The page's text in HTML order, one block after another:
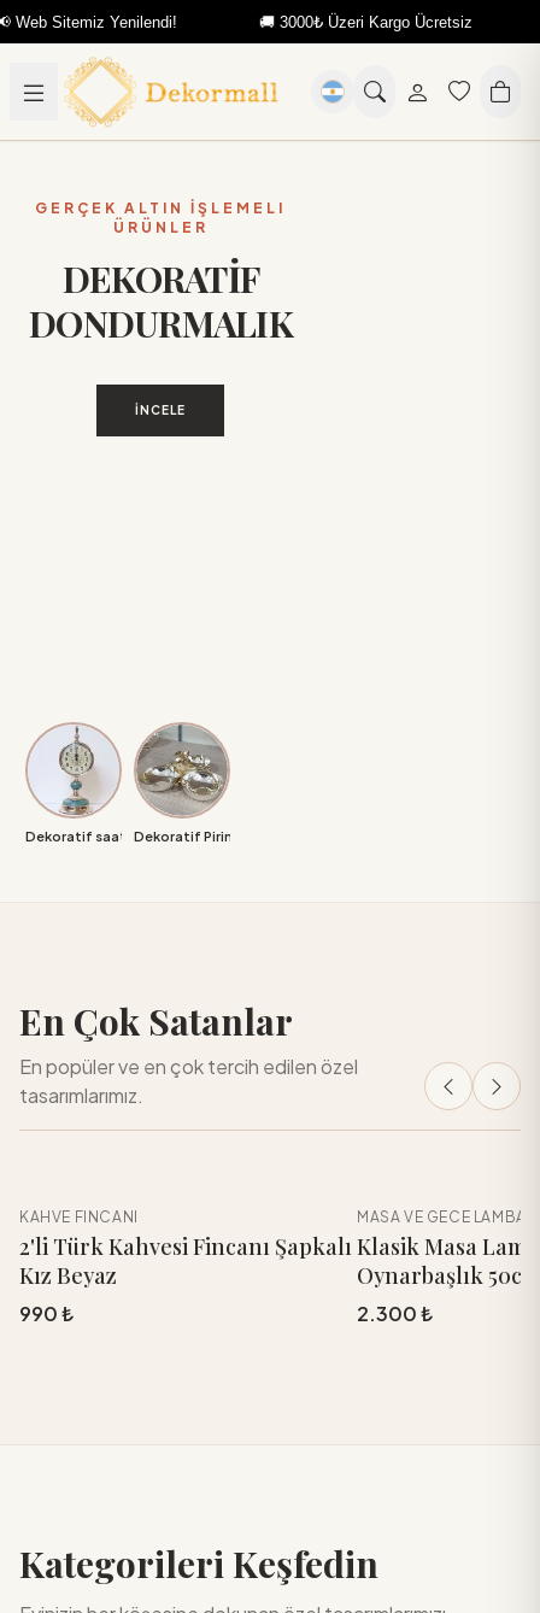
Yenilendi! 🚚 3000₺ Üzeri Kargo Ücretsiz
GERÇEK ALTIN İŞLEMELI
ÜRÜNLER
DEKORATİF
DONDURMALIK
İNCELE
Dekoratif saat Dekoratif Pirinç Gümüş
En Çok Satanlar
En popüler ve en çok tercih edilen özel
tasarımlarımız.
POPÜLER
MASA VE GECE LAMBASI
Klasik Masa Lambası
Oynarbaşlık 50cm.
2.300 ₺
POPÜLER
BANYO DÜZENLEYICI
3 Kollu
0 ₺
Kategorileri Keşfedin